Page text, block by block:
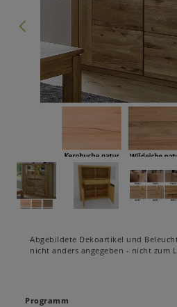
Abgebildete Dekoartikel und
nicht anders angegeben - nicht zum
Programm